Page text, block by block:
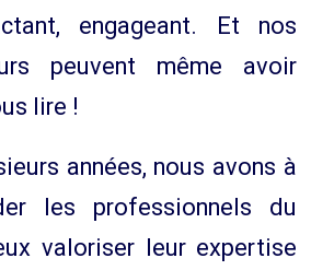
engageant. Et nos
peuvent même avoir
lire !
années, nous avons à
les professionnels du
valoriser leur expertise